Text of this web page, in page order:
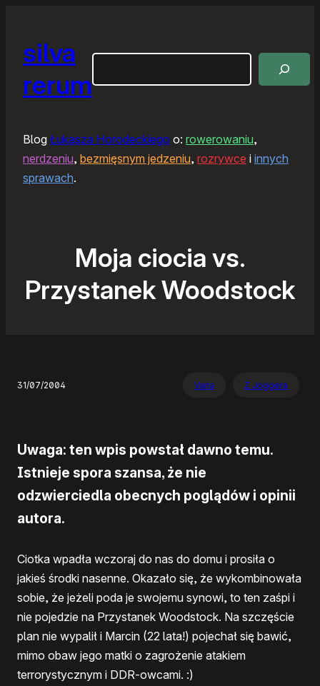
silva
rerum
Blog Łukasza Horodeckiego o: rowerowaniu,
nerdzeniu, bezmięsnym jedzeniu, rozrywce i innych
sprawach.
Moja ciocia vs.
Przystanek Woodstock
31/07/2004 Varia Z Joggera
Uwaga: ten wpis powstał dawno temu.
Istnieje spora szansa, że nie
odzwierciedla obecnych poglądów i opinii
autora.
Ciotka wpadła wczoraj do nas do domu i prosiła o
jakieś środki nasenne. Okazało się, że wykombinowała
sobie, że jeżeli poda je swojemu synowi, to ten zaśpi i
nie pojedzie na Przystanek Woodstock. Na szczęście
plan nie wypalił i Marcin (22 lata!) pojechał się bawić,
mimo obaw jego matki o zagrożenie atakiem
terrorystycznym i DDR-owcami. :)